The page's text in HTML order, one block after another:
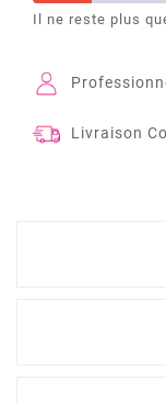
Il ne reste plus
Livraison